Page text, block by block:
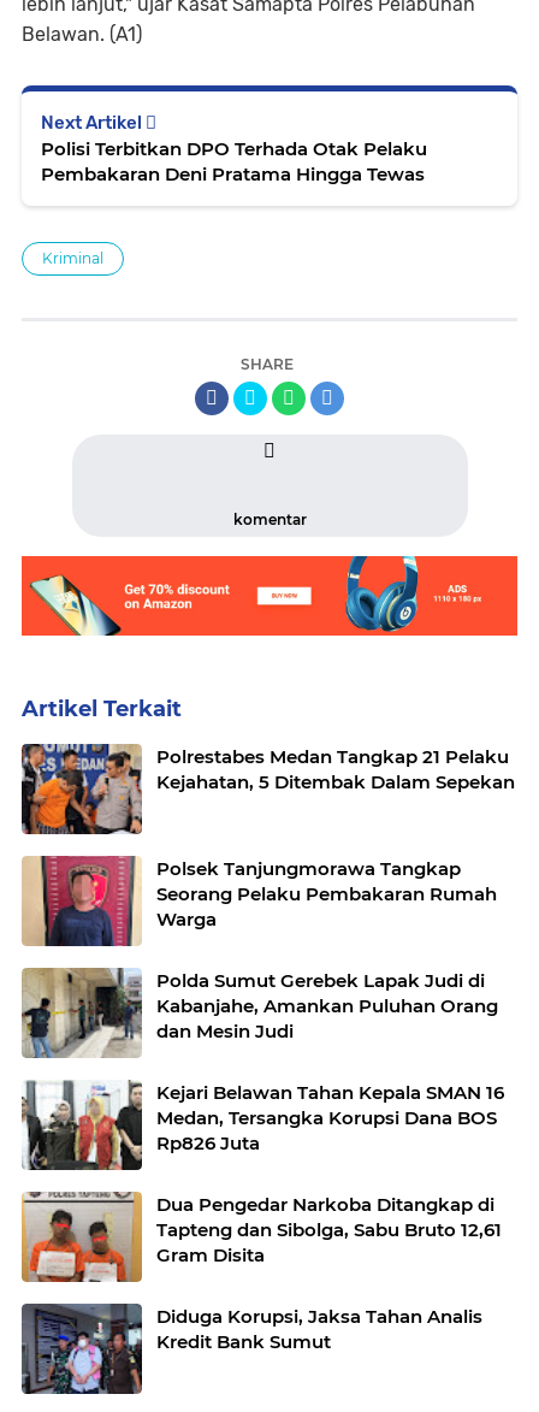
Belawan. (A1)
Next Artikel
Polisi Terbitkan DPO Terhada Otak Pelaku
Pembakaran Deni Pratama Hingga Tewas
Kriminal
SHARE
komentar
Artikel Terkait
Polrestabes Medan Tangkap 21 Pelaku
Kejahatan, 5 Ditembak Dalam Sepekan
Polsek Tanjungmorawa Tangkap
Seorang Pelaku Pembakaran Rumah
Warga
Polda Sumut Gerebek Lapak Judi di
Kabanjahe, Amankan Puluhan Orang
dan Mesin Judi
Kejari Belawan Tahan Kepala SMAN 16
Medan, Tersangka Korupsi Dana BOS
Rp826 Juta
Dua Pengedar Narkoba Ditangkap di
Tapteng dan Sibolga, Sabu Bruto 12,61
Gram Disita
Diduga Korupsi, Jaksa Tahan Analis
Kredit Bank Sumut